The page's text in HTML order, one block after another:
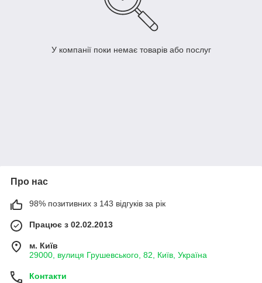
У компанії поки немає товарів або послуг
Про нас
98% позитивних з 143 відгуків за рік
Працює з 02.02.2013
м. Київ
29000, вулиця Грушевського, 82, Київ, Україна
Контакти